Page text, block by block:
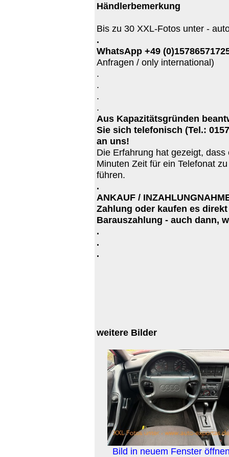
Händlerbemerkung
Bis zu 30 XXL-Fotos unter -
.
WhatsApp +49
Anfragen / only international)
.
.
.
.
Aus Kapazitätsgründen
Sie sich telefonisch (Tel.:
an uns!
Die Erfahrung hat gezeigt,
Minuten Zeit für ein Telefonat
führen.
.
ANKAUF /
Zahlung oder kaufen es
Barauszahlung - auch dann,
.
.
.
weitere Bilder
Bild in neuem Fenster